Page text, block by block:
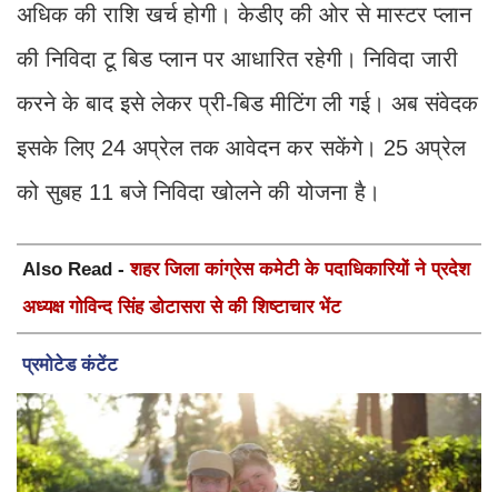
अधिक की राशि खर्च होगी। केडीए की ओर से मास्टर प्लान
की निविदा टू बिड प्लान पर आधारित रहेगी। निविदा जारी
करने के बाद इसे लेकर प्री-बिड मीटिंग ली गई। अब संवेदक
इसके लिए 24 अप्रेल तक आवेदन कर सकेंगे। 25 अप्रेल
को सुबह 11 बजे निविदा खोलने की योजना है।
Also Read -शहर जिला कांग्रेस कमेटी के पदाधिकारियों ने प्रदेश
अध्यक्ष गोविन्द सिंह डोटासरा से की शिष्टाचार भेंट